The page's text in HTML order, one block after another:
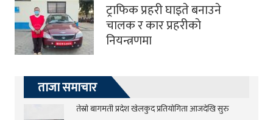
ट्राफिक प्रहरी घाइते बनाउने
चालक र कार प्रहरीकाे
नियन्त्रणमा
ताजा समाचार
तेस्रो बागमती प्रदेश खेलकुद प्रतियोगिता आजदेखि सुरु